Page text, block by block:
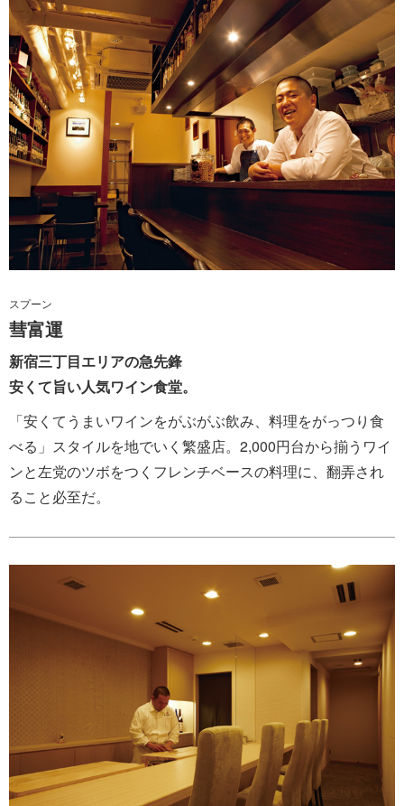
スプーン
彗富運
新宿三丁目エリアの急先鋒
安くて旨い人気ワイン食堂。
「安くてうまいワインをがぶがぶ飲み、料理をがっつり食
べる」スタイルを地でいく繁盛店。2,000円台から揃うワイ
ンと左党のツボをつくフレンチベースの料理に、翻弄され
ること必至だ。